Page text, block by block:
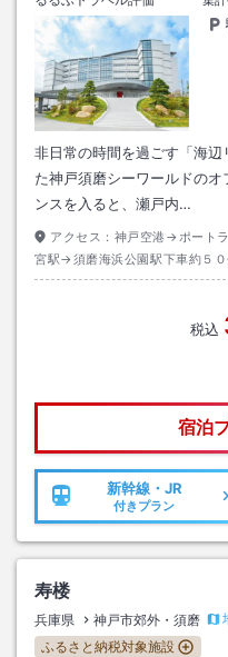
非日常の時間を過ごす「海
た神戸須磨シーワールドの
ンスを入ると、瀬戸内…
アクセス： 神戸空港→ポート
宮駅→須磨海浜公園駅下車約５
税込
宿泊
新幹線・JR
付きプラン
寿楼
兵庫県 神戸市郊外・須磨
ふるさと納税対象施設